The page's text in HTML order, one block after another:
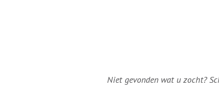
Niet gevonden wat u zocht?